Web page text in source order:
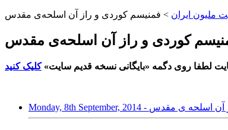
ملیون ایران
لطفا روی دگمه «بایگانی نسخه قدیم سایت»کلیک کنید